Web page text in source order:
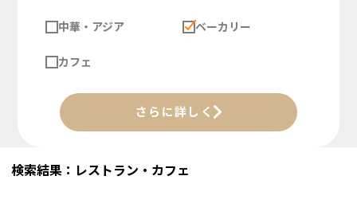
中華・アジア ベーカリー
カフェ
さらに詳しく
検索結果：レストラン・カフェ